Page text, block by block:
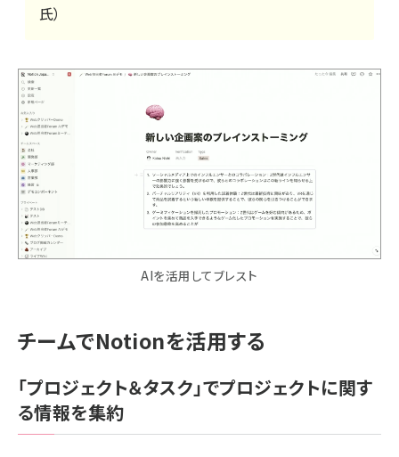
氏）
AIを活用してブレスト
チームでNotionを活用する
「プロジェクト＆タスク」でプロジェクトに関す
る情報を集約